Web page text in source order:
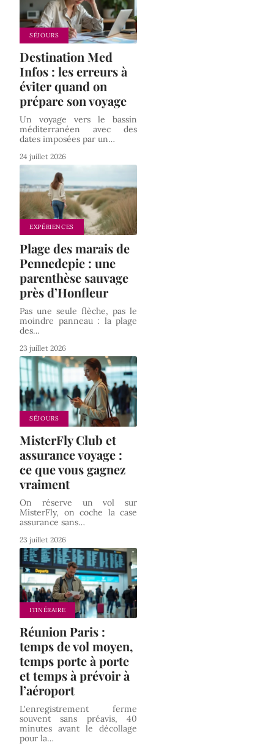
SÉJOURS
Destination Med
Infos : les erreurs à
éviter quand on
prépare son voyage
Un voyage vers le bassin
méditerranéen avec des
dates imposées par un…
24 juillet 2026
EXPÉRIENCES
Plage des marais de
Pennedepie : une
parenthèse sauvage
près d’Honfleur
Pas une seule flèche, pas le
moindre panneau : la plage
des…
23 juillet 2026
SÉJOURS
MisterFly Club et
assurance voyage :
ce que vous gagnez
vraiment
On réserve un vol sur
MisterFly, on coche la case
assurance sans…
23 juillet 2026
ITINÉRAIRE
Réunion Paris :
temps de vol moyen,
temps porte à porte
et temps à prévoir à
l’aéroport
L'enregistrement ferme
souvent sans préavis, 40
minutes avant le décollage
pour la…